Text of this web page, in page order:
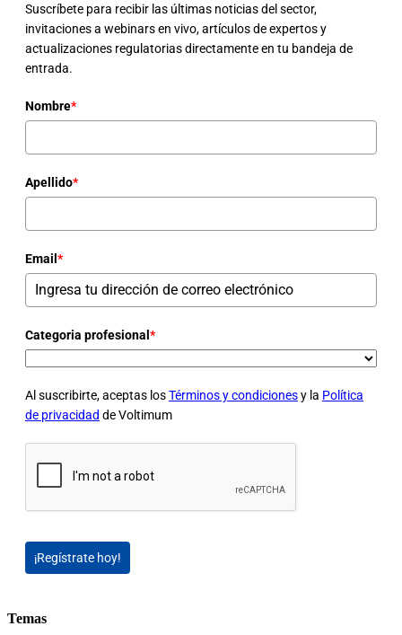
Suscríbete para recibir las últimas noticias del sector,
invitaciones a webinars en vivo, artículos de expertos y
actualizaciones regulatorias directamente en tu bandeja de
entrada.
Nombre*
Apellido*
Email *
Categoria profesional *
Al suscribirte, aceptas losTérminos y condicionesy la Política
de privacidad de Voltimum
¡Regístrate hoy!
Temas